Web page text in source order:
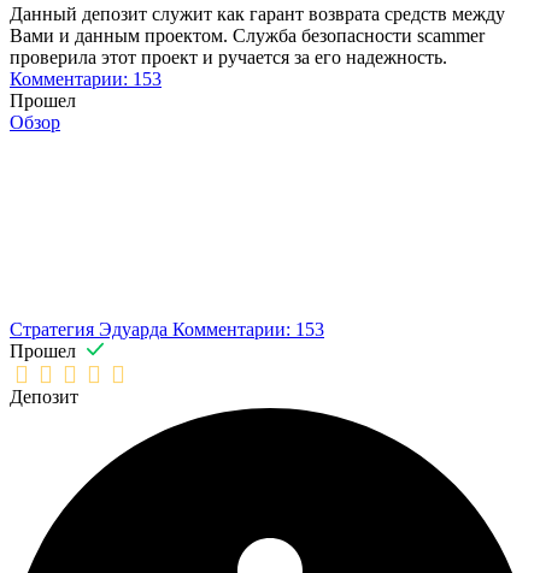
Данный депозит служит как гарант возврата средств между
Вами и данным проектом. Служба безопасности scammer
проверила этот проект и ручается за его надежность.
Комментарии: 153
Прошел
Обзор
Стратегия Эдуарда Комментарии: 153
Прошел
Депозит